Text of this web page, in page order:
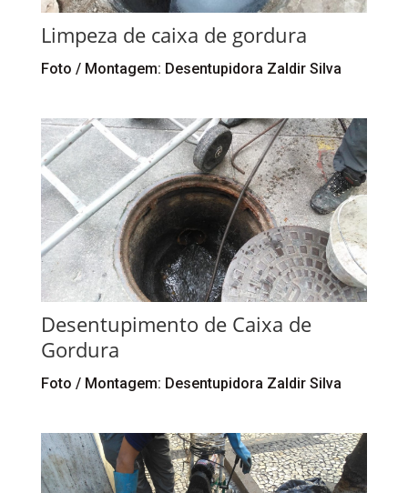
Limpeza de caixa de gordura
Foto / Montagem: Desentupidora Zaldir Silva
Desentupimento de Caixa de
Gordura
Foto / Montagem: Desentupidora Zaldir Silva